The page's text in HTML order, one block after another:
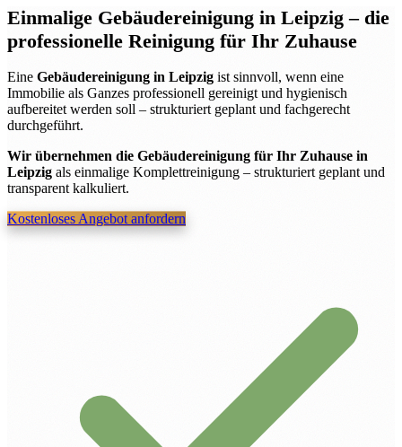
Einmalige Gebäudereinigung in Leipzig– die
professionelle Reinigung für Ihr Zuhause
Eine Gebäudereinigung in Leipzig ist sinnvoll, wenn eine
Immobilie als Ganzes professionell gereinigt und hygienisch
aufbereitet werden soll – strukturiert geplant und fachgerecht
durchgeführt.
Wir übernehmen die Gebäudereinigung für Ihr Zuhause in
Leipzig als einmalige Komplettreinigung – strukturiert geplant und
transparent kalkuliert.
Kostenloses Angebot anfordern